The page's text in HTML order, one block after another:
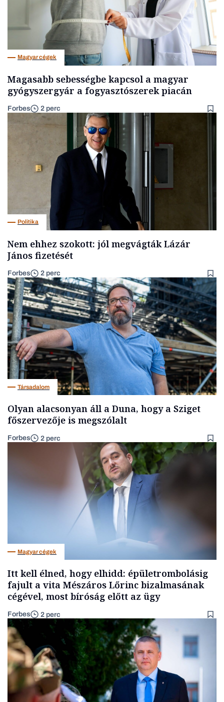
Magyar cégek
Magasabb sebességbe kapcsol a magyar
gyógyszergyár a fogyasztószerek piacán
Forbes 2 perc
Politika
Nem ehhez szokott: jól megvágták Lázár
János fizetését
Forbes 2 perc
Társadalom
Olyan alacsonyan áll a Duna, hogy a Sziget
főszervezője is megszólalt
Forbes 2 perc
Magyar cégek
Itt kell élned, hogy elhidd: épületrombolásig
fajult a vita Mészáros Lőrinc bizalmasának
cégével, most bíróság előtt az ügy
Forbes 2 perc